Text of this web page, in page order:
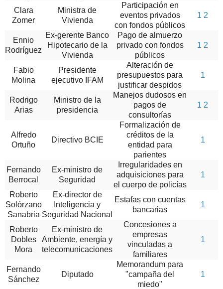
Clara
Zomer
Ministra de
Vivienda
Participación en
eventos privados
con fondos públicos
1 2
Ennio
Rodríguez
Ex-gerente Banco
Hipotecario de la
Vivienda
Pago de almuerzo
privado con fondos
públicos
1 2
Fabio
Molina
Presidente
ejecutivo IFAM
Alteración de
presupuestos para
justificar despidos
1
Rodrigo
Arias
Ministro de la
presidencia
Manejos dudosos en
pagos de
consultorías
1 2
Alfredo
Ortuño
Directivo BCIE
Formalización de
créditos de la
entidad para
parientes
1
Fernando
Berrocal
Ex-ministro de
Seguridad
Irregularidades en
adquisiciones para
el cuerpo de policías
1
Roberto
Solórzano
Sanabria
Ex-director de
Inteligencia y
Seguridad Nacional
Estafas con cuentas
bancarias
1
Roberto
Dobles
Mora
Ex-ministro de
Ambiente, energía y
telecomunicaciones
Concesiones a
empresas
vinculadas a
familiares
1
Fernando
Sánchez
Diputado
Memorandum para
"campaña del
miedo"
1